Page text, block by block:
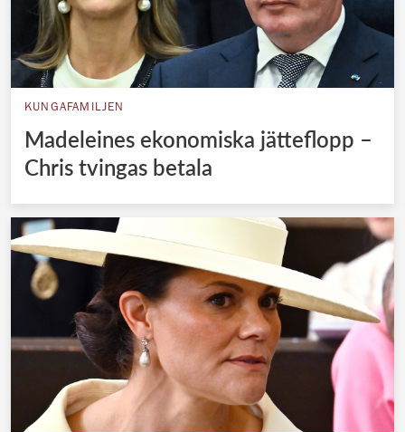
KUNGAFAMILJEN
Madeleines ekonomiska jätteflopp –
Chris tvingas betala